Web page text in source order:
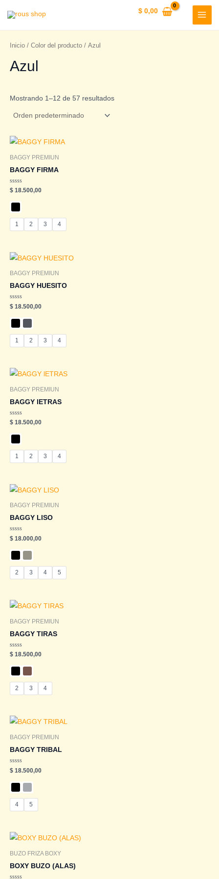
contenido
$ 0,00
Inicio / Color del producto / Azul
Azul
Mostrando 1–12 de 57 resultados
BAGGY PREMIUN
BAGGY FIRMA
Valorado
en
0
de
5
$ 18.500,00
1 2 3 4
BAGGY PREMIUN
BAGGY HUESITO
Valorado
en
0
de
5
$ 18.500,00
1 2 3 4
BAGGY PREMIUN
BAGGY lETRAS
Valorado
en
0
de
5
$ 18.500,00
1 2 3 4
BAGGY PREMIUN
BAGGY LISO
Valorado
en
0
de
5
$ 18.000,00
2 3 4 5
BAGGY PREMIUN
BAGGY TIRAS
Valorado
en
0
de
5
$ 18.500,00
2 3 4
BAGGY PREMIUN
BAGGY TRIBAL
Valorado
en
0
de
5
$ 18.500,00
4 5
BUZO FRIZA BOXY
BOXY BUZO (ALAS)